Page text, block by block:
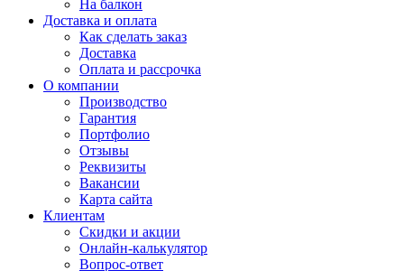
На балкон
Доставка и оплата
Как сделать заказ
Доставка
Оплата и рассрочка
О компании
Производство
Гарантия
Портфолио
Отзывы
Реквизиты
Вакансии
Карта сайта
Клиентам
Скидки и акции
Онлайн-калькулятор
Вопрос-ответ